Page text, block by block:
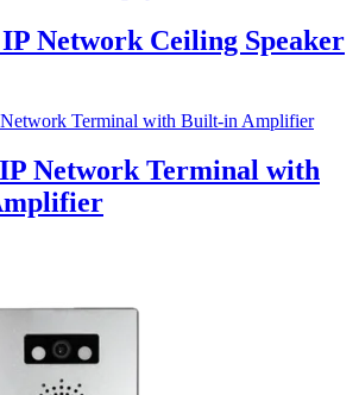
IP Network Ceiling Speaker
IP Network Terminal with